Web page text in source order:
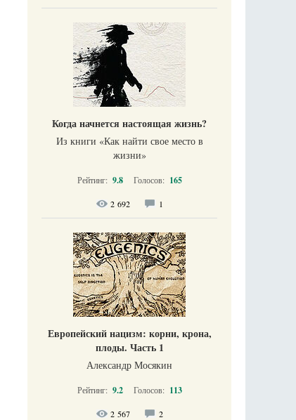
Когда начнется настоящая жизнь?
Из книги «Как найти свое место в
жизни​»
Рейтинг: 9.8 Голосов: 165
2 692 1
Европейский нацизм: корни, крона,
плоды. Часть 1
Александр Мосякин
Рейтинг: 9.2 Голосов: 113
2 567 2